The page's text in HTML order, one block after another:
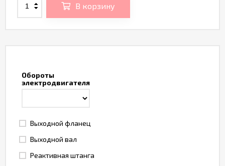
Обороты
электродвигателя
Выходной фланец
Выходной вал
Реактивная штанга
В корзину